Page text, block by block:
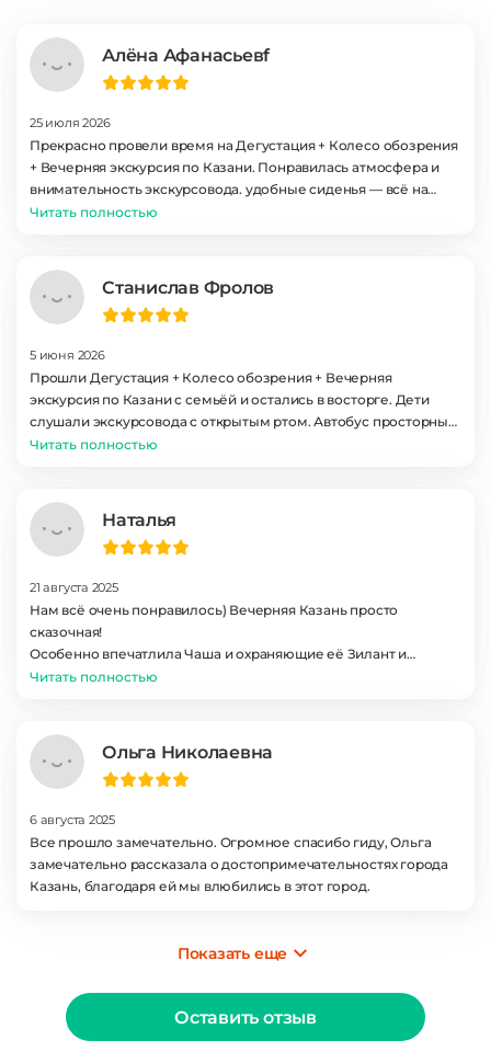
Алёна Афанасьевf
25 июля 2026
Прекрасно провели время на Дегустация + Колесо обозрения
+ Вечерняя экскурсия по Казани. Понравилась атмосфера и
внимательность экскурсовода. удобные сиденья — всё на
уровне. Вернёмся в Казань снова и обратимся сюда. Это было
Читать полностью
Станислав Фролов
5 июня 2026
Прошли Дегустация + Колесо обозрения + Вечерняя
экскурсия по Казани с семьёй и остались в восторге. Дети
слушали экскурсовода с открытым ртом. Автобус просторный,
кондиционер работал. Такие поездки объединяют и
Читать полностью
Наталья
21 августа 2025
Нам всё очень понравилось) Вечерняя Казань просто
сказочная!
Особенно впечатлила Чаша и охраняющие её Зилант и
Акбарс)
созданную доброжелательную атмосферу))
Читать полностью
Ольга Николаевна
6 августа 2025
Все прошло замечательно. Огромное спасибо гиду, Ольга
замечательно рассказала о достопримечательностях города
Казань, благодаря ей мы влюбились в этот город.
Показать еще
Оставить отзыв